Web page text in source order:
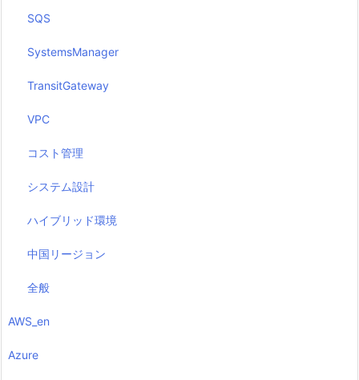
SQS
SystemsManager
TransitGateway
VPC
コスト管理
システム設計
ハイブリッド環境
中国リージョン
全般
AWS_en
Azure